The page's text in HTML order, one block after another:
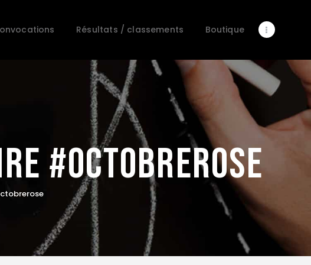
Résultats / classements Boutique
#octobrerose
Actualité
Résultats / classements
Boutique
Contact
matchs du week-end
Galerie photo